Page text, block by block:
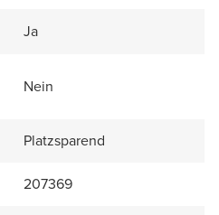
Ja
Nein
Platzsparend
207369